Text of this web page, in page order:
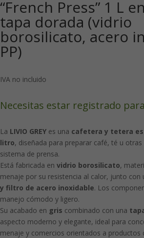
“French Press” 1 L
tapa dorada (vidrio
borosilicato, acero
PP)
IVA no incluido
Necesitas estar registrado
La LIVIO GREY es una cafetera y tetera
litro, diseñada para preparar café, té u
sistema de prensa.
Está fabricada en vidrio borosilicato,
menaje por su resistencia al calor, junto con
y filtro de acero inoxidable. Los
manejo cómodo y ligero.
Su acabado en gris combinado con una
aspecto moderno y elegante, ideal para
menaje y comercios orientados a productos